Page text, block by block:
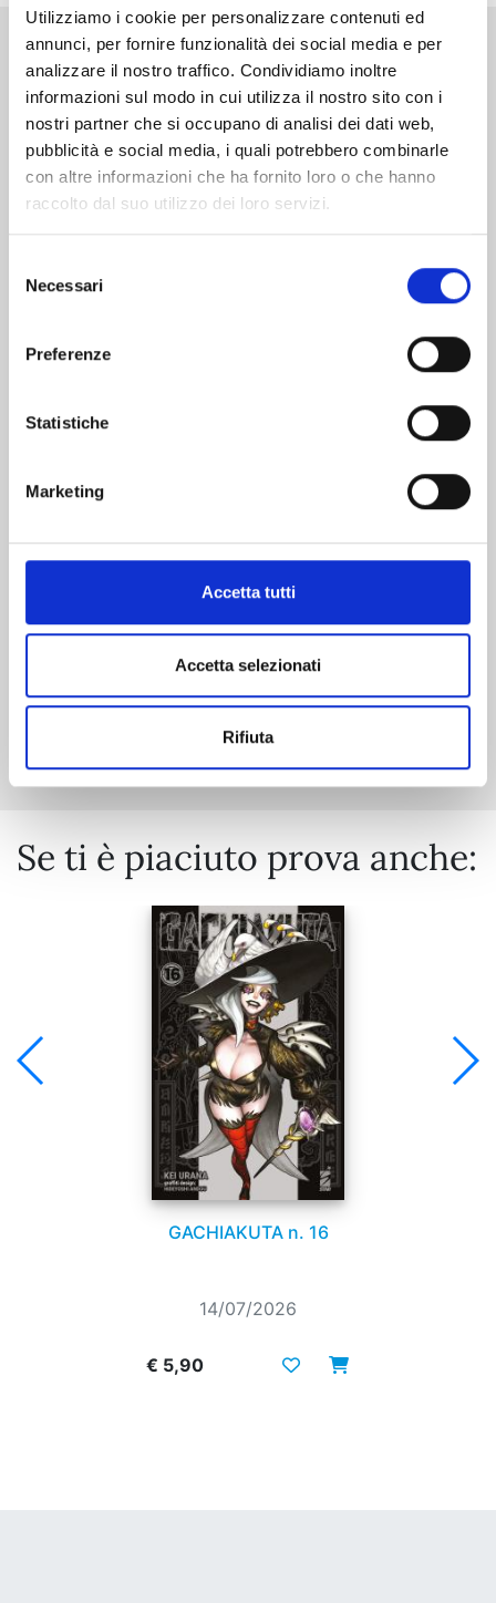
Utilizziamo i cookie per personalizzare contenuti ed
annunci, per fornire funzionalità dei social media e per
analizzare il nostro traffico. Condividiamo inoltre
informazioni sul modo in cui utilizza il nostro sito con i
nostri partner che si occupano di analisi dei dati web,
pubblicità e social media, i quali potrebbero combinarle
con altre informazioni che ha fornito loro o che hanno
raccolto dal suo utilizzo dei loro servizi.
delNecessari
Preferenze
Statistiche
Marketing
Accetta tutti
Accetta selezionati
Rifiuta
Altri volumi della serie
€ 9,90
Se ti è piaciuto prova anche:
GACHIAKUTA n. 16
14/07/2026
€ 5,90